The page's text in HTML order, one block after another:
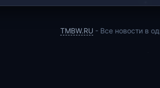
TMBW.RU - Все новости в